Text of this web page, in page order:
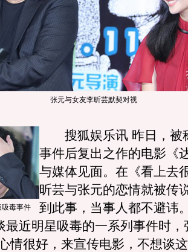
张元与女友李昕芸默契对视
毒事件
搜狐娱乐讯 昨日，被
事件后复出之作的电影《
与媒体见面。在《看上去
昕芸与张元的恋情就被传
到此事，当事人都不避讳
最近明星吸毒的一系列事件时，
情很好，来宣传电影，不想谈